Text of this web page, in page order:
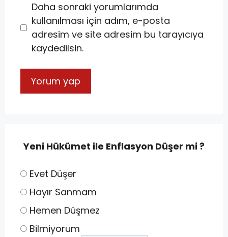
Daha sonraki yorumlarımda
kullanılması için adım, e-posta
adresim ve site adresim bu tarayıcıya
kaydedilsin.
Yeni Hükümet ile Enflasyon Düşer mi ?
Evet Düşer
Hayır Sanmam
Hemen Düşmez
Bilmiyorum